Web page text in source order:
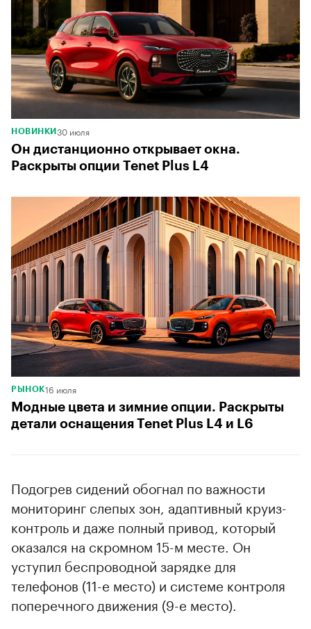
00:00 / 00:00
НОВИНКИ 30 июля
Он дистанционно открывает окна.
Раскрыты опции Tenet Plus L4
РЫНОК16 июля
Модные цвета и зимние опции. Раскрыты
детали оснащения Tenet Plus L4 и L6
Подогрев сидений обогнал по важности
мониторинг слепых зон, адаптивный круиз-
контроль и даже полный привод, который
оказался на скромном 15-м месте. Он
уступил беспроводной зарядке для
телефонов (11-е место) и системе контроля
поперечного движения (9-е место).